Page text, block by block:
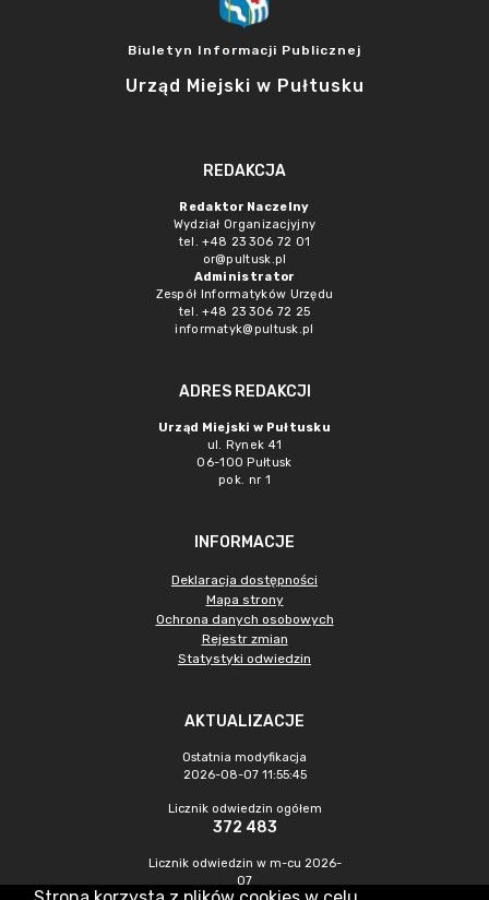
Biuletyn Informacji Publicznej
Urząd Miejski w Pułtusku
REDAKCJA
Redaktor Naczelny
Wydział Organizacjyjny
tel. +48 23 306 72 01
or@pultusk.pl
Administrator
Zespół Informatyków Urzędu
tel. +48 23 306 72 25
informatyk@pultusk.pl
ADRES REDAKCJI
Urząd Miejski w Pułtusku
ul. Rynek 41
06-100 Pułtusk
pok. nr 1
INFORMACJE
Deklaracja dostępności
Mapa strony
Ochrona danych osobowych
Rejestr zmian
Statystyki odwiedzin
AKTUALIZACJE
Ostatnia modyfikacja
2026-08-07 11:55:45
Licznik odwiedzin ogółem
372 483
Licznik odwiedzin w m-cu 2026-
07